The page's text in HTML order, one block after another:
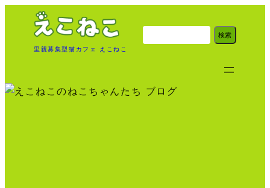
ッ
里親募集型猫カフェ えこねこ
検
索
検索